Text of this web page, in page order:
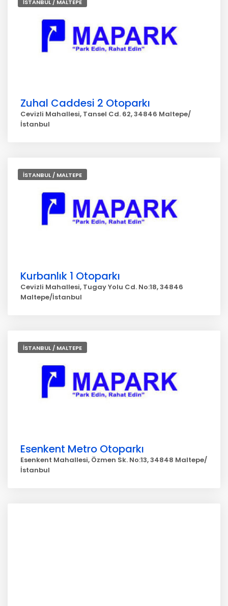
İSTANBUL / MALTEPE
Zuhal Caddesi 2 Otoparkı
Cevizli Mahallesi, Tansel Cd. 62, 34846 Maltepe/
İstanbul
İSTANBUL / MALTEPE
Kurbanlık 1 Otoparkı
Cevizli Mahallesi, Tugay Yolu Cd. No:18, 34846
Maltepe/İstanbul
İSTANBUL / MALTEPE
Esenkent Metro Otoparkı
Esenkent Mahallesi, Özmen Sk. No:13, 34848 Maltepe/
İstanbul